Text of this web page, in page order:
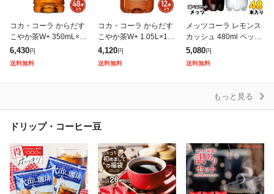
コカ・コーラ からだす
こやか茶W+ 350mL×48
本(24本×2ケース)PET
ラベルレス 特定保健用
6,430円
送料無料
コカ・コーラ からだす
こやか茶W+ 1.05L×12
本(12本×1ケース) 特定
保健用食品 お茶 2605jc
4,120円
送料無料
メッツコーラ レモンス
カッシュ 480ml ペット
ボトル 選べる 48本 (24
本×2) キリン 特定保健
5,080円
送料無料
もっと見る
ドリップ・コーヒー豆